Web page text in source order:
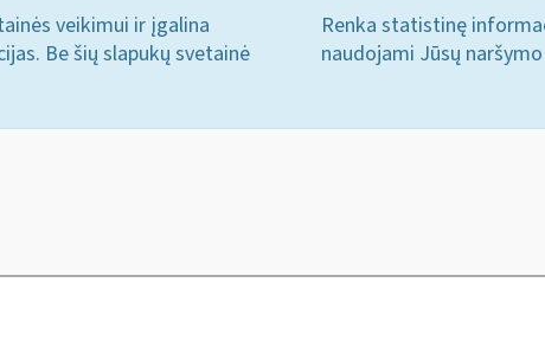
veikimui ir įgalina
Be šių slapukų svetainė
Renka statistinę
naudojami Jūsų